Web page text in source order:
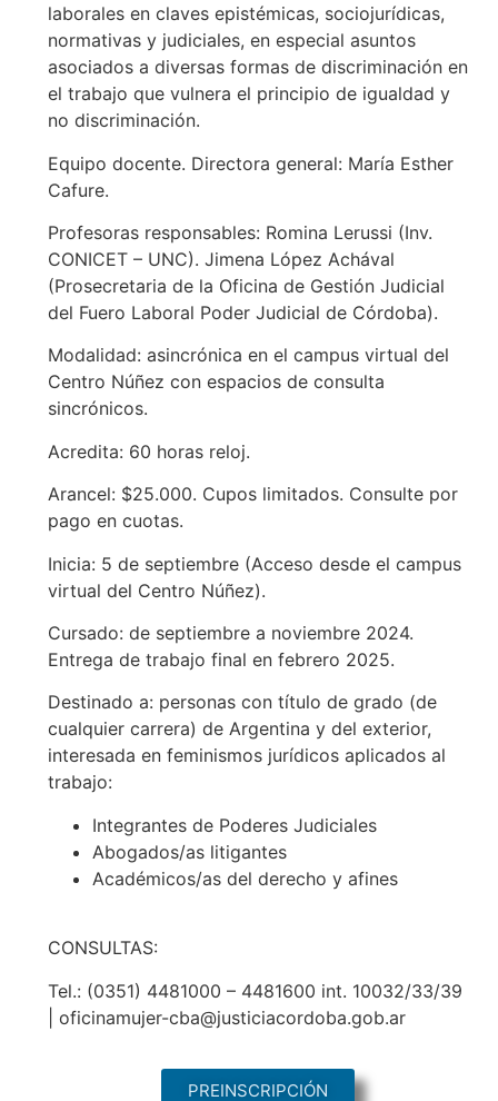
laborales en claves epistémicas, sociojurídicas,
normativas y judiciales, en especial asuntos
asociados a diversas formas de discriminación en
el trabajo que vulnera el principio de igualdad y
no discriminación.
Equipo docente. Directora general: María Esther
Cafure.
Profesoras responsables: Romina Lerussi (Inv.
CONICET – UNC). Jimena López Achával
(Prosecretaria de la Oficina de Gestión Judicial
del Fuero Laboral Poder Judicial de Córdoba).
Modalidad: asincrónica en el campus virtual del
Centro Núñez con espacios de consulta
sincrónicos.
Acredita: 60 horas reloj.
Arancel: $25.000. Cupos limitados. Consulte por
pago en cuotas.
Inicia: 5 de septiembre (Acceso desde el campus
virtual del Centro Núñez).
Cursado: de septiembre a noviembre 2024.
Entrega de trabajo final en febrero 2025.
Destinado a: personas con título de grado (de
cualquier carrera) de Argentina y del exterior,
interesada en feminismos jurídicos aplicados al
trabajo:
Integrantes de Poderes Judiciales
Abogados/as litigantes
Académicos/as del derecho y afines
CONSULTAS:
Tel.: (0351) 4481000 – 4481600 int. 10032/33/39
| oficinamujer-cba@justiciacordoba.gob.ar
PREINSCRIPCIÓN